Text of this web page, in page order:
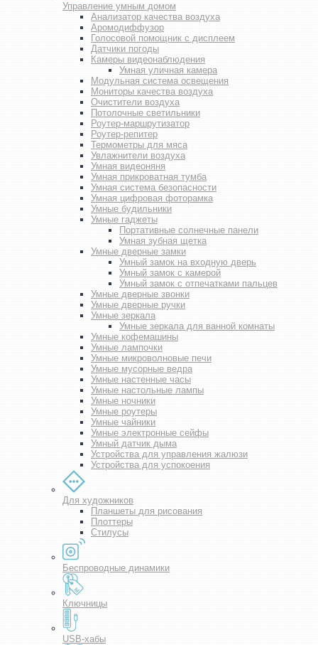
Управление умным домом
Анализатор качества воздуха
Аромодиффузор
Голосовой помощник с дисплеем
Датчики погоды
Камеры видеонаблюдения
Умная уличная камера
Модульная система освещения
Мониторы качества воздуха
Очистители воздуха
Потолочные светильники
Роутер-маршрутизатор
Роутер-репитер
Термометры для мяса
Увлажнители воздуха
Умная видеоняня
Умная прикроватная тумба
Умная система безопасности
Умная цифровая фоторамка
Умные будильники
Умные гаджеты
Портативные солнечные панели
Умная зубная щетка
Умные дверные замки
Умный замок на входную дверь
Умный замок с камерой
Умный замок с отпечатками пальцев
Умные дверные звонки
Умные дверные ручки
Умные зеркала
Умные зеркала для ванной комнаты
Умные кофемашины
Умные лампочки
Умные микроволновые печи
Умные мусорные ведра
Умные настенные часы
Умные настольные лампы
Умные ночники
Умные роутеры
Умные чайники
Умные электронные сейфы
Умный датчик дыма
Устройства для управления жалюзи
Устройства для успокоения
Для художников
Планшеты для рисования
Плоттеры
Стилусы
Беспроводные динамики
Ключницы
USB-хабы